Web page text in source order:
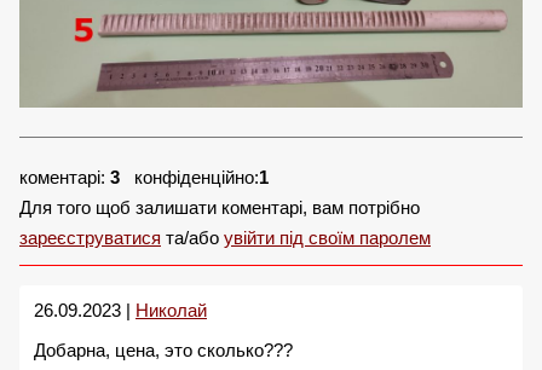
коментарі: 3 конфіденційно:1
Для того щоб залишати коментарі, вам потрібно
зареєструватися та/або увійти під своїм паролем
26.09.2023 | Николай
Добарна, цена, это сколько???